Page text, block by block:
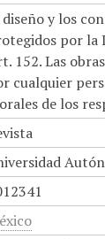
diseño y los
por la
152. Las
cualquier
de los